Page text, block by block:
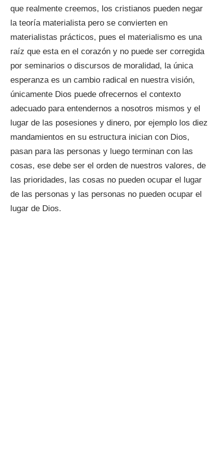
que realmente creemos, los cristianos pueden negar
la teoría materialista pero se convierten en
materialistas prácticos, pues el materialismo es una
raíz que esta en el corazón y no puede ser corregida
por seminarios o discursos de moralidad, la única
esperanza es un cambio radical en nuestra visión,
únicamente Dios puede ofrecernos el contexto
adecuado para entendernos a nosotros mismos y el
lugar de las posesiones y dinero, por ejemplo los diez
mandamientos en su estructura inician con Dios,
pasan para las personas y luego terminan con las
cosas, ese debe ser el orden de nuestros valores, de
las prioridades, las cosas no pueden ocupar el lugar
de las personas y las personas no pueden ocupar el
lugar de Dios.